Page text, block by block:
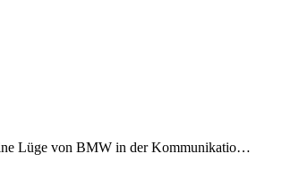
Lüge von BMW in der Kommunikatio…